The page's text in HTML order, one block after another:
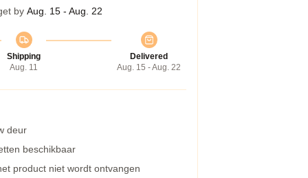
by Aug. 15 - Aug. 22
Shipping
Aug. 11
Delivered
Aug. 15 - Aug. 22
deur
beschikbaar
product niet wordt ontvangen